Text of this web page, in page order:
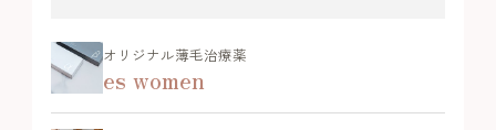
オリジナル薄毛治療薬
es women